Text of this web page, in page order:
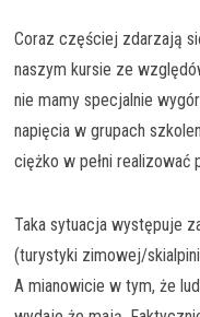
Coraz częściej zdarzają
naszym kursie ze
nie mamy specjalnie
napięcia w grupach
ciężko w pełni realizować
Taka sytuacja występuje
(turystyki zimowej/
A mianowicie w tym, że